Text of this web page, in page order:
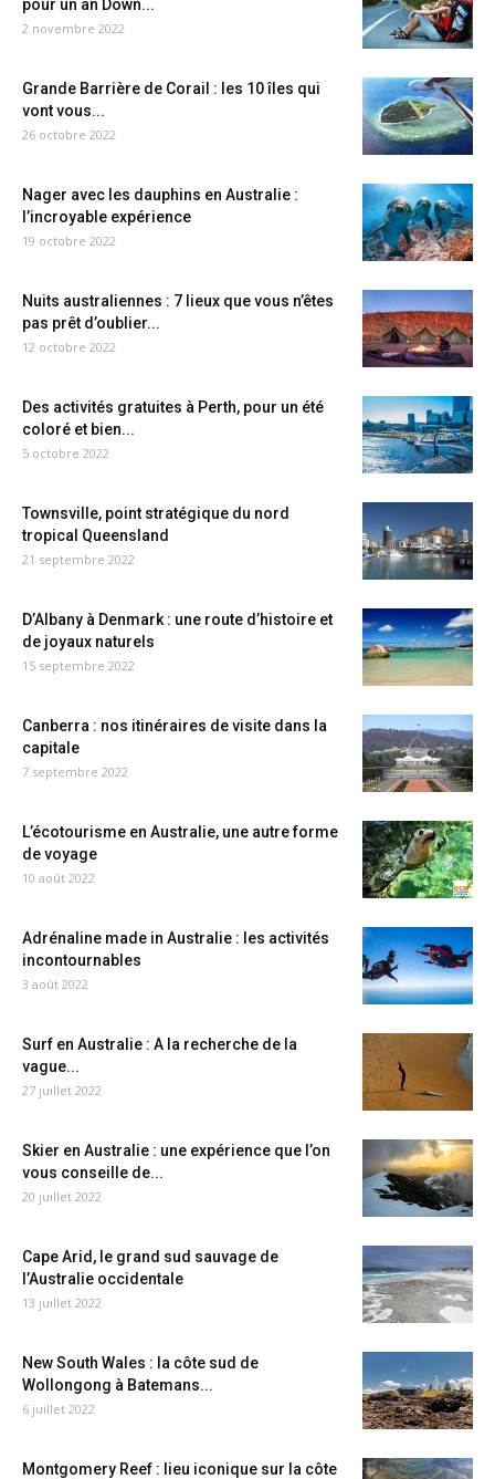
pour un an Down...
2 novembre 2022
Grande Barrière de Corail : les 10 îles qui
vont vous...
26 octobre 2022
Nager avec les dauphins en Australie :
l’incroyable expérience
19 octobre 2022
Nuits australiennes : 7 lieux que vous n’êtes
pas prêt d’oublier...
12 octobre 2022
Des activités gratuites à Perth, pour un été
coloré et bien...
5 octobre 2022
Townsville, point stratégique du nord
tropical Queensland
21 septembre 2022
D’Albany à Denmark : une route d’histoire et
de joyaux naturels
15 septembre 2022
Canberra : nos itinéraires de visite dans la
capitale
7 septembre 2022
L’écotourisme en Australie, une autre forme
de voyage
10 août 2022
Adrénaline made in Australie : les activités
incontournables
3 août 2022
Surf en Australie : A la recherche de la
vague...
27 juillet 2022
Skier en Australie : une expérience que l’on
vous conseille de...
20 juillet 2022
Cape Arid, le grand sud sauvage de
l’Australie occidentale
13 juillet 2022
New South Wales : la côte sud de
Wollongong à Batemans...
6 juillet 2022
Montgomery Reef : lieu iconique sur la côte